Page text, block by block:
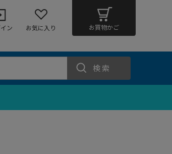
ン お気に入り お買物かご
検索